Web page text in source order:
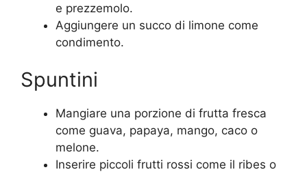
e prezzemolo.
Aggiungere un succo di limone come
condimento.
Spuntini
Mangiare una porzione di frutta fresca
come guava, papaya, mango, caco o
melone.
Inserire piccoli frutti rossi come il ribes o